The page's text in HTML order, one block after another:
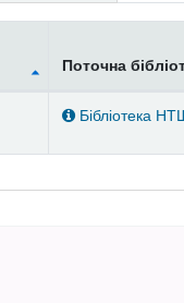
Поточна
Бібліотека